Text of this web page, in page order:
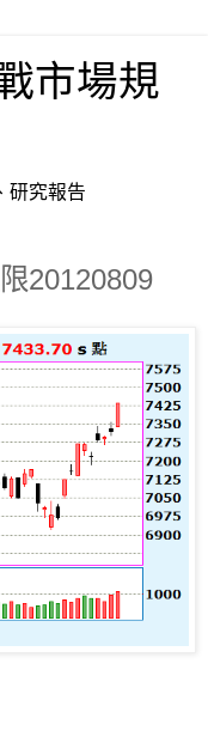
市場規
研究報告
20120809